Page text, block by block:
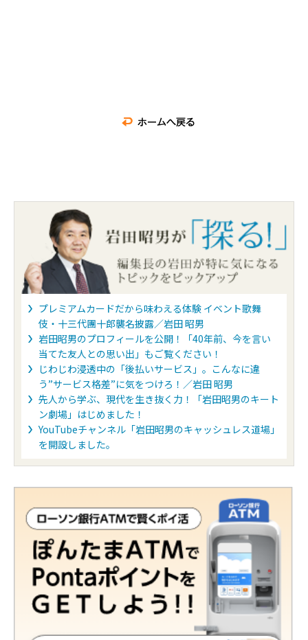
●海外、国内旅行傷害保険：最高
●購入商品安心保険：最高300万円
●請求時１％割引
●JCBブランドは国内主要空港とホ
ランドは国内主要空港の空港ラウン
●「ポケットカードトラベルセンター
●JALマイレージへのポイント移行
参加費年間3,000円＋税)
一言コメント
請求時1%割引特典やポイントに加
の様々な特典が付帯されている。
申込み
P-oneカード<Premium Gold>
プレミアムカードだから味わえる体験 イベント歌舞
伎・十三代團十郎襲名披露／岩田 昭男
岩田昭男のプロフィールを公開！「40年前、今を言い
当てた友人との思い出」もご覧ください！
じわじわ浸透中の「後払いサービス」。こんなに違
う”サービス格差”に気をつけろ！／岩田 昭男
先人から学ぶ、現代を生き抜く力！「岩田昭男のキート
ン劇場」はじめました！
YouTubeチャンネル「岩田昭男のキャッシュレス道場」
を開設しました。